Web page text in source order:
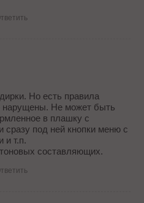
Но есть правила
нарущены. Не может быть
в плашку с
сразу под ней кнопки меню с
и т.п.
составляющих.